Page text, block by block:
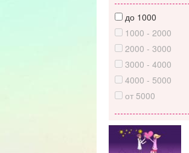
до 1000
1000 - 2000
2000 - 3000
3000 - 4000
4000 - 5000
от 5000